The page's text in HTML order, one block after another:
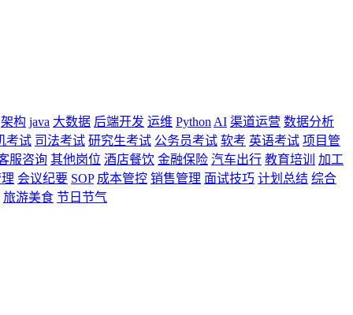
架构 java 大数据 后端开发 运维 Python AI 渠道运营 数据分析
考试 司法考试 研究生考试 公务员考试 软考 英语考试 项目管
服咨询 其他岗位 酒店餐饮 金融保险 汽车出行 教育培训
加工
会议纪要 SOP 成本管控 销售管理 面试技巧 计划总结 综合
旅游美食 节日节气